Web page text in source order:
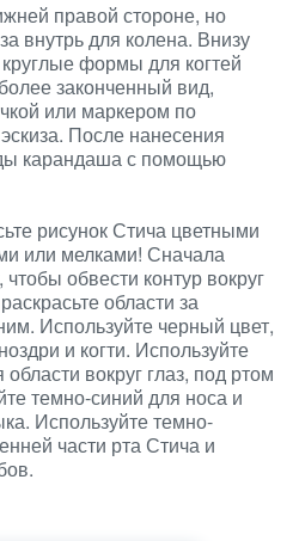
правой стороне, но
внутрь для колена. Внизу
формы для когтей
законченный вид,
или маркером по
После нанесения
карандаша с помощью
рисунок Стича цветными
или мелками! Сначала
обвести контур вокруг
области за
Используйте черный цвет,
и когти. Используйте
вокруг глаз, под ртом
темно-синий для носа и
Используйте темно-
части рта Стича и